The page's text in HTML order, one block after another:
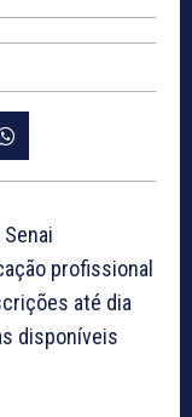
profissional
até dia
disponíveis